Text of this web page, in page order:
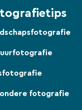
fotografie